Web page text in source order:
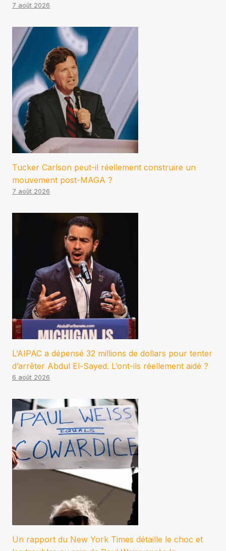
7 août 2026
Tucker Carlson peut-il réellement construire un
mouvement post-MAGA ?
7 août 2026
L’AIPAC a dépensé 32 millions de dollars pour tenter
d’arrêter Abdul El-Sayed. L’ont-ils réellement aidé ?
6 août 2026
Un rapport du New York Times détaille le choc et